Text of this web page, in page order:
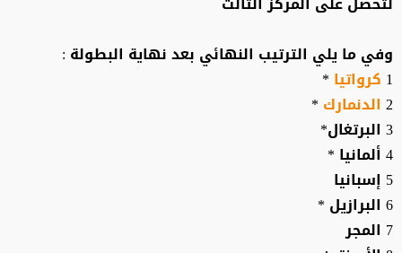
وفي ما يلي الترتيب النهائي بعد نهاية البطولة :
1 كرواتيا *
2 الدنمارك *
3 البرتغال*
4 ألمانيا *
5 إسبانيا
6 البرازيل *
7 المجر